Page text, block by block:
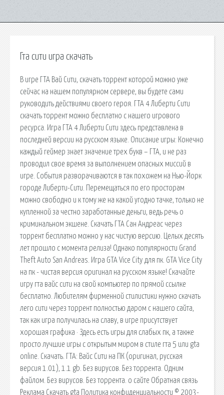
Гта сити игра скачать
В игре ГТА Вай Сити, скачать торрент которой можно уже
сейчас на нашем популярном сервере, вы будете сами
руководить действиями своего героя. ГТА 4 Либерти Сити
скачать торрент можно бесплатно с нашего игрового
ресурса. Игра ГТА 4 Либерти Сити здесь представлена в
последней версии на русском языке. Описание игры: Конечно
каждый геймер знает значение трех букв – ГТА, и не раз
проводил свое время за выполнением опасных миссий в
игре. События разворачиваются в так похожем на Нью-Йорк
городе Либерти-Сити. Перемещаться по его просторам
можно свободно и к тому же на какой угодно тачке, только не
купленной за честно заработанные деньги, ведь речь о
криминальном экшене. Скачать ГТА Сан Андреас через
торрент бесплатно можно у нас чистую версию. Целых десять
лет прошло с момента релиза! Однако популярности Grand
Theft Auto San Andreas. Игра GTA Vice City для пк. GTA Vice City
на пк - чистая версия оригинал на русском языке! Скачайте
игру гта вайс сити на свой компьютер по прямой ссылке
бесплатно. Любителям фирменной стилистики нужно скачать
лего сити через торрент полностью даром с нашего сайта,
так как игра получилась на славу, в игре присутствует
хорошая графика · Здесь есть игры для слабых пк, а также
просто лучшие игры с открытым миром в стиле гта 5 или gta
online. Скачать. ГТА: Вайс Сити на ПК (оригинал, русская
версия 1.01), 1.1 gb. Без вирусов. Без торрента. Одним
файлом. Без вирусов. Без торрента. o сайте Обратная связь
Реклама Скачать gta Политика конфиденциальности © 2003-